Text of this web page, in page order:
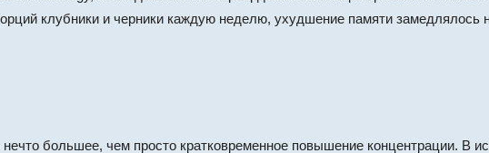
клубники и черники каждую неделю, ухудшение памяти замедлялось
большее, чем просто кратковременное повышение концентрации. В